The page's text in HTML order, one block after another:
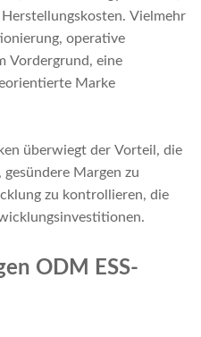
Vielmehr
operative
Vordergrund, eine
Marke
überwiegt der Vorteil, die
Margen zu
zu kontrollieren, die
ODM ESS-